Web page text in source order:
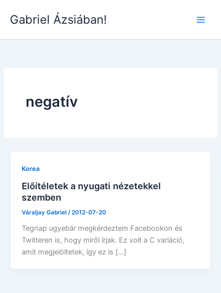
Gabriel Ázsiában!
negatív
Korea
Előítéletek a nyugati nézetekkel
szemben
Váraljay Gabriel /2012-07-20
Tegnap ugyebár megkérdeztem Facebookon és
Twitteren is, hogy miről írjak. Ez volt a C variáció,
amit megjelöltetek, így ez is […]